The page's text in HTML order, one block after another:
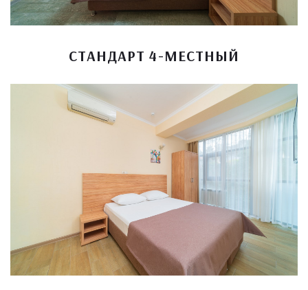
СТАНДАРТ 4-МЕСТНЫЙ